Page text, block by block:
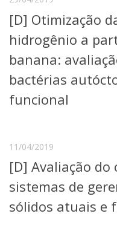
[D] Otimização
hidrogênio a
banana:
bactérias
funcional
11/04/2019
[D] Avaliação do
sistemas de
sólidos atuais e